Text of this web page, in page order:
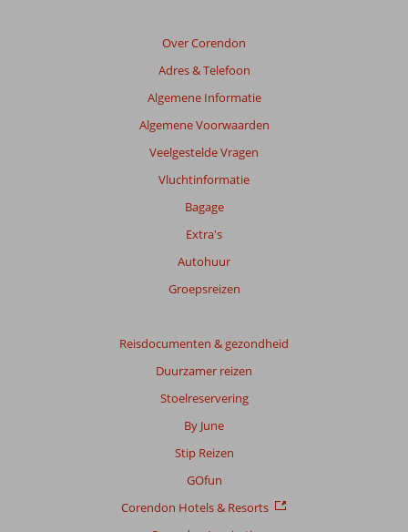
Over Corendon
Adres & Telefoon
Algemene Informatie
Algemene Voorwaarden
Veelgestelde Vragen
Vluchtinformatie
Bagage
Extra's
Autohuur
Groepsreizen
Reisdocumenten & gezondheid
Duurzamer reizen
Stoelreservering
By June
Stip Reizen
GOfun
Corendon Hotels & Resorts